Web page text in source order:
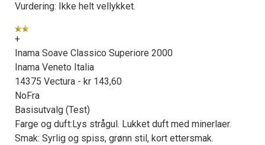
Vurdering: Ikke helt vellykket.
+
Inama Soave Classico Superiore 2000
Inama Veneto Italia
14375 Vectura - kr 143,60
NoFra
Basisutvalg (Test)
Farge og duft:Lys strågul. Lukket duft med minerlaer.
Smak: Syrlig og spiss, grønn stil, kort ettersmak.